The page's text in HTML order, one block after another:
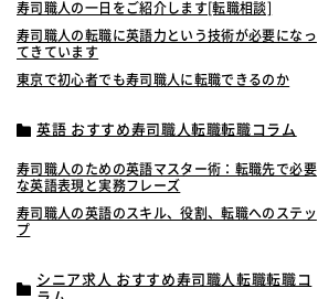
寿司職人の一日をご紹介します[転職相談]
寿司職人の転職に英語力という技術が必要になっ
てきています
東京で初心者でも寿司職人に転職できるのか
英語 おすすめ寿司職人転職転職コラム
寿司職人のための英語マスター術：転職先で必要
な英語表現と実務フレーズ
寿司職人の英語のスキル、役割、転職へのステッ
プ
シニア求人 おすすめ寿司職人転職転職コ